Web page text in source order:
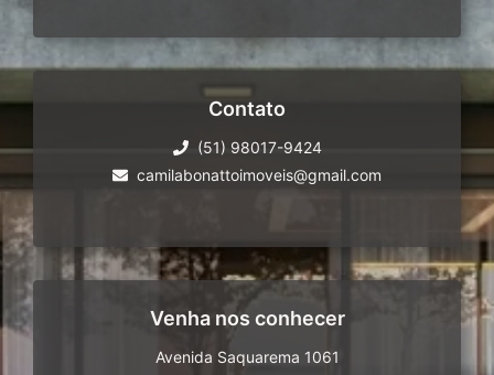
Contato
(51) 98017-9424
camilabonattoimoveis@gmail.com
Venha nos conhecer
Avenida Saquarema 1061